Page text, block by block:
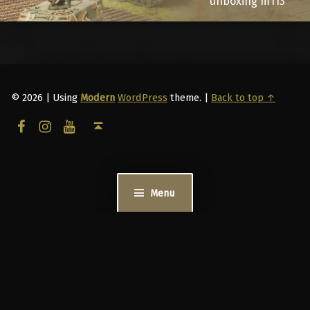
Menu
© 2026 | Using Modern WordPress theme. | Back to top ↑